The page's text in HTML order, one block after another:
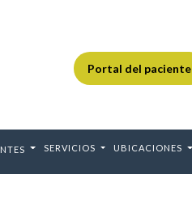
Portal del paciente
SERVICIOS UBICACIONES